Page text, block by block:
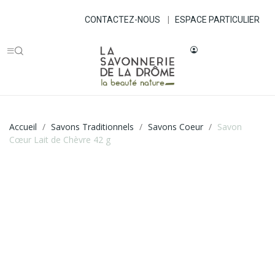
CONTACTEZ-NOUS ESPACE PARTICULIER
Accueil Savons Traditionnels Savons Coeur
Savon
Cœur Lait de Chèvre 42 g